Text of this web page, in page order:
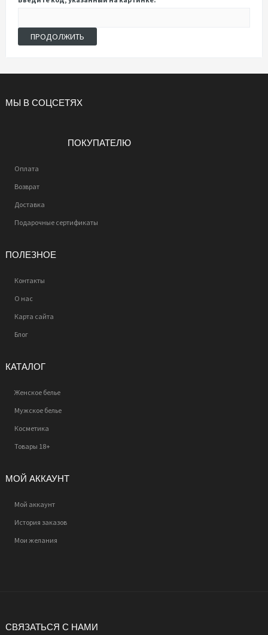
ПРОДОЛЖИТЬ
МЫ В СОЦСЕТЯХ
ПОКУПАТЕЛЮ
Оплата
Возврат
Доставка
Подарочные сертификаты
ПОЛЕЗНОЕ
Контакты
О нас
Карта сайта
Блог
КАТАЛОГ
Женское белье
Мужское белье
Косметика
Товары 18+
МОЙ АККАУНТ
Мой аккаунт
История заказов
Мои желания
СВЯЗАТЬСЯ С НАМИ